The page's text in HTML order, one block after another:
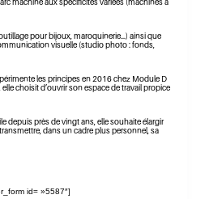
machine aux spécificités variées (machines à
pour bijoux, maroquinerie…) ainsi que
visuelle (studio photo : fonds,
les principes en 2016 chez Module D
choisit d’ouvrir son espace de travail propice
depuis près de vingt ans, elle souhaite élargir
dans un cadre plus personnel, sa
id= »5587″]